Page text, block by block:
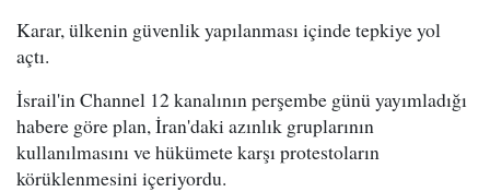
Karar, ülkenin güvenlik yapılanması içinde tepkiye yol
açtı.
İsrail'in Channel 12 kanalının perşembe günü yayımladığı
habere göre plan, İran'daki azınlık gruplarının
kullanılmasını ve hükümete karşı protestoların
körüklenmesini içeriyordu.